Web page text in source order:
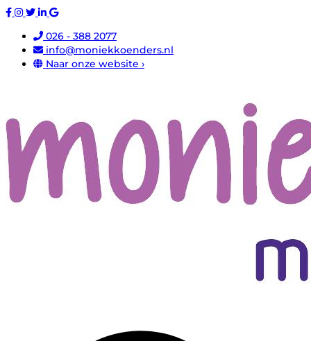
026 - 388 2077
info@moniekkoenders.nl
Naar onze website ›